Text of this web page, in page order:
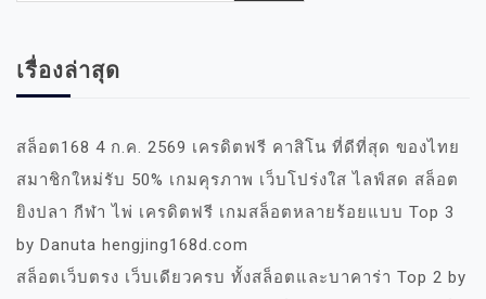
เรื่องล่าสุด
สล็อต168 4 ก.ค. 2569 เครดิตฟรี คาสิโน ที่ดีที่สุด ของไทย
สมาชิกใหม่รับ 50% เกมคุรภาพ เว็บโปร่งใส ไลฟ์สด สล็อต
ยิงปลา กีฬา ไพ่ เครดิตฟรี เกมสล็อตหลายร้อยแบบ Top 3
by Danuta hengjing168d.com
สล็อตเว็บตรง เว็บเดียวครบ ทั้งสล็อตและบาคาร่า Top 2 by